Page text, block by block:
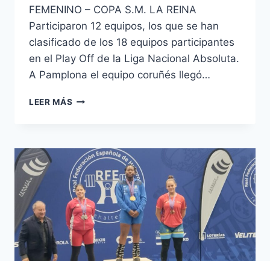
FEMENINO – COPA S.M. LA REINA
Participaron 12 equipos, los que se han
clasificado de los 18 equipos participantes
en el Play Off de la Liga Nacional Absoluta.
A Pamplona el equipo coruñés llegó…
LEER MÁS CAMPEONATO
CLUBES
FEMENINO-
XXIX
COPA
S.M.
LA
REINA